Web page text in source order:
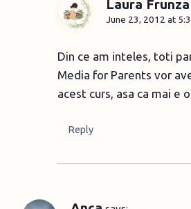
Laura Frunza
June 23, 2012 at
Din ce am inteles, toti
Media for Parents vor
acest curs, asa ca mai e
Reply